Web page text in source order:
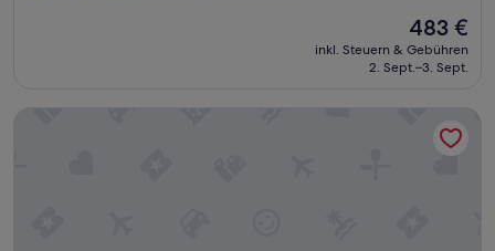
Der
Preis
beträgt
483 €
inkl. Steuern & Gebühren
2. Sept.–3. Sept.